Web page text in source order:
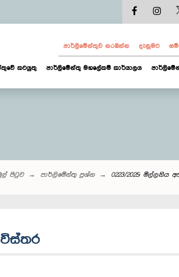
පාර්ලි‌මේන්තුව නරඹන්න දැනුමට
කටයුතු පාර්ලිමේන්තු මහලේකම් කාර්යාලය
පිටුව පාර්ලි‌මේන්තු‌ ප්‍රශ්න 0223/2025: